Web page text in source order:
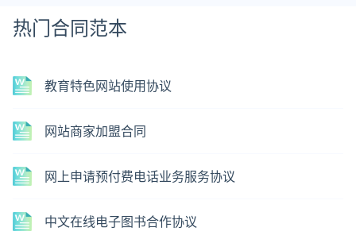
热门合同范本
教育特色网站使用协议
网站商家加盟合同
网上申请预付费电话业务服务协议
中文在线电子图书合作协议